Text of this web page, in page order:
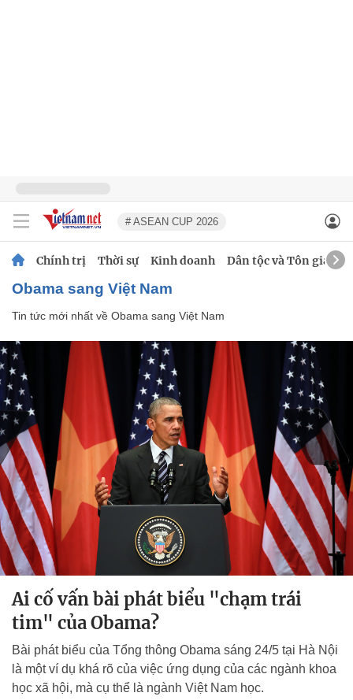
# ASEAN CUP 2026
Chính trị Thời sự Kinh doanh Dân tộc và Tôn giáo
Obama sang Việt Nam
Tin tức mới nhất về Obama sang Việt Nam
Ai cố vấn bài phát biểu "chạm trái
tim" của Obama?
Bài phát biểu của Tổng thông Obama sáng 24/5 tại Hà Nội
là một ví dụ khá rõ của việc ứng dụng của các ngành khoa
học xã hội, mà cụ thể là ngành Việt Nam học.